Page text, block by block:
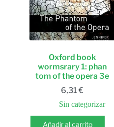
Oxford book
wormsrary 1: phan
tom of the opera 3e
6,31 €
Sin categorizar
Añadir al carrito